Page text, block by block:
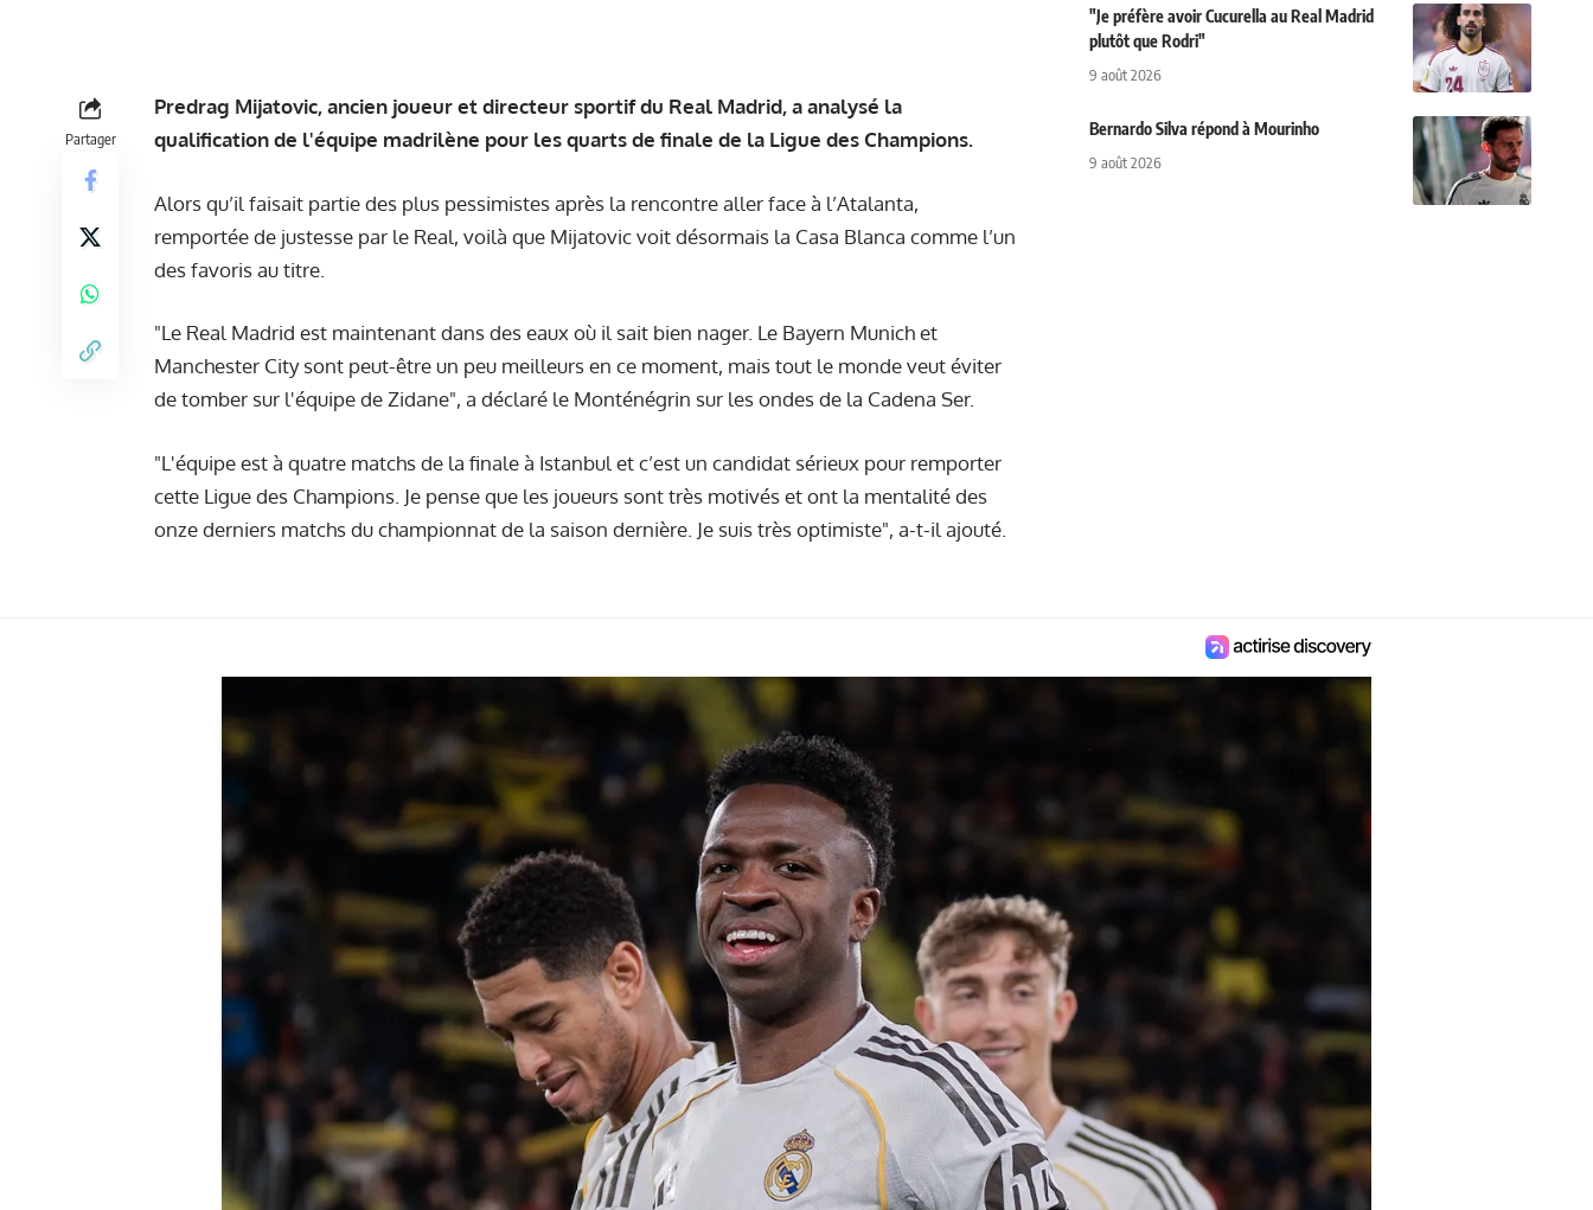
Partager
Predrag Mijatovic, ancien joueur et directeur sportif du Real Madrid, a analysé la
qualification de l'équipe madrilène pour les quarts de finale de la Ligue des Champions.
Alors qu’il faisait partiedes plus pessimistes après la rencontre allerface à l’Atalanta,
remportée de justesse par le Real, voilà que Mijatovic voit désormais la Casa Blanca comme l’un
des favoris au titre.
"Le Real Madrid est maintenant dans des eaux où il sait bien nager. Le Bayern Munich et
Manchester City sont peut-être un peu meilleurs en ce moment, mais tout le monde veut éviter
de tomber sur l'équipe de Zidane", a déclaré le Monténégrin sur les ondes de la Cadena Ser.
"L'équipe est à quatre matchs de la finale à Istanbul et c’est un candidat sérieux pour remporter
cette Ligue des Champions. Je pense que les joueurs sont très motivés et ont la mentalité des
onze derniers matchs du championnat de la saison dernière. Je suis très optimiste", a-t-il ajouté.
"Je préfère avoir Cucurella au Real Madrid
plutôt que Rodri"
9 août 2026
Bernardo Silva répond à Mourinho
9 août 2026